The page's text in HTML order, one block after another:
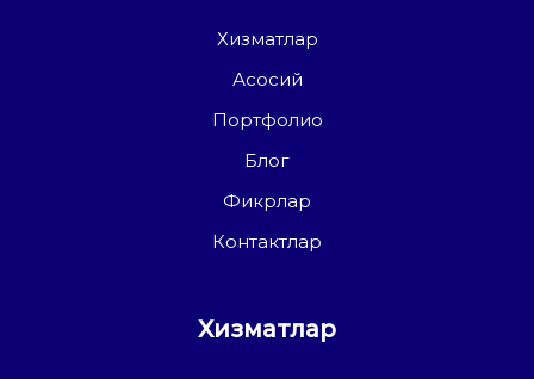
Хизматлар
Асосий
Портфолио
Блог
Фикрлар
Контактлар
Хизматлар